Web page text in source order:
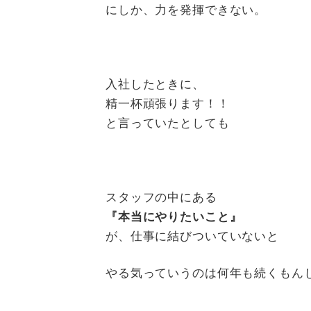
にしか、力を発揮できない。
入社したときに、
精一杯頑張ります！！
と言っていたとしても
スタッフの中にある
『本当にやりたいこと』
が、仕事に結びついていないと
やる気っていうのは何年も続くもん